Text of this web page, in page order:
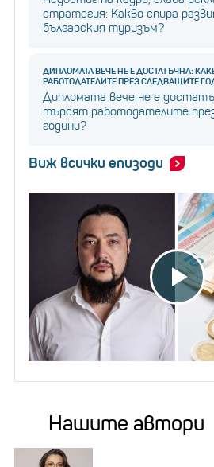
стратегия: Какво спира
българския туризъм?
ДИПЛОМАТА ВЕЧЕ НЕ Е ДОСТАТЪЧНА:
РАБОТОДАТЕЛИТЕ ПРЕЗ СЛЕДВАЩИТЕ
Дипломата вече не е
търсят работодателите
години?
Виж всички епизоди
Нашите автори